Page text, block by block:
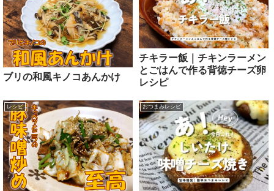
ブリの和風キノコあんかけ
チキラー飯｜チキンラーメン
とごはんで作る背徳チーズ卵
レシピ
レシピ おつまみレシピ